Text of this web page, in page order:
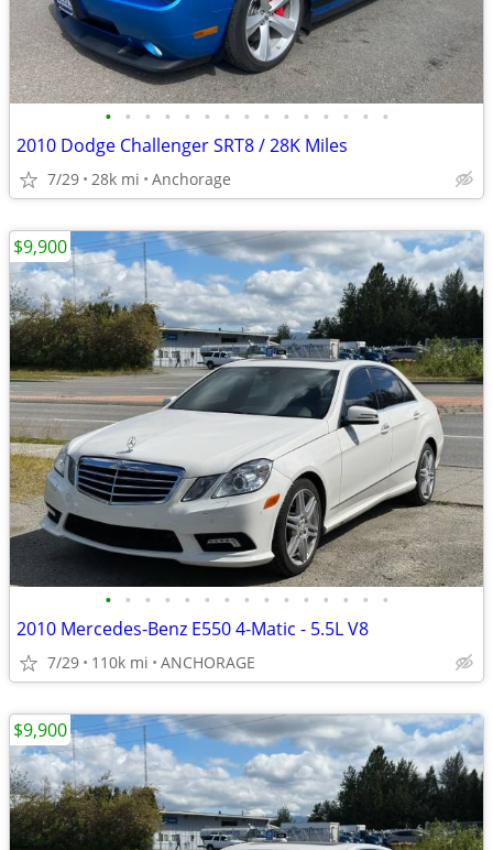
• • • • • • • • • • • • • • •
2010 Dodge Challenger SRT8 / 28K Miles
7/29 28k mi Anchorage
• • • • • • • • • • • • • • •
2010 Mercedes-Benz E550 4-Matic - 5.5L V8
7/29 110k mi ANCHORAGE
$9,900
$9,900